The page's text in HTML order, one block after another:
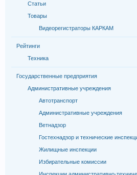
Статьи
Товары
Видеорегистраторы КАРКАМ
Рейтинги
Техника
Государственные предприятия
Административные учреждения
Автотранспорт
Административные учреждения
Ветнадзор
Гостехнадзор и технические
Жилищные инспекции
Избирательные комиссии